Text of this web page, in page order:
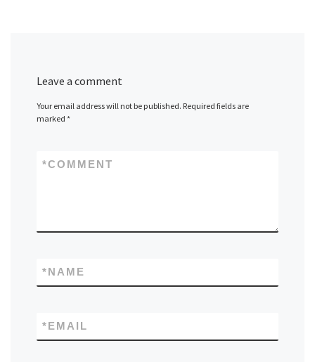
Leave a comment
Your email address will not be published. Required fields are
marked *
COMMENT
*
NAME
*
EMAIL
*